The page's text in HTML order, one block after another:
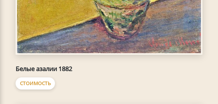
Белые азалии 1882
СТОИМОСТЬ